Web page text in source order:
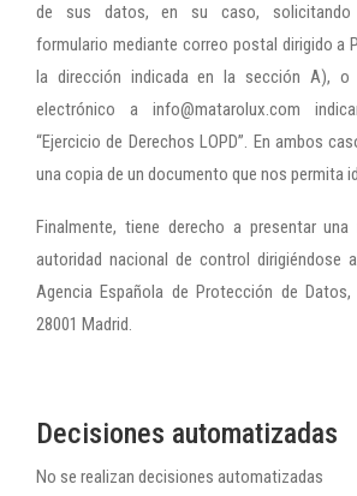
de sus datos, en su caso, solicitando
formulario mediante correo postal dirigido a
la dirección indicada en la sección A), o
electrónico a info@matarolux.com
“Ejercicio de Derechos LOPD”. En ambos
una copia de un documento que nos permita
Finalmente, tiene derecho a presentar
autoridad nacional de control
Agencia Española de Protección de
28001 Madrid.
Decisiones automatizadas
No se realizan decisiones automatizadas